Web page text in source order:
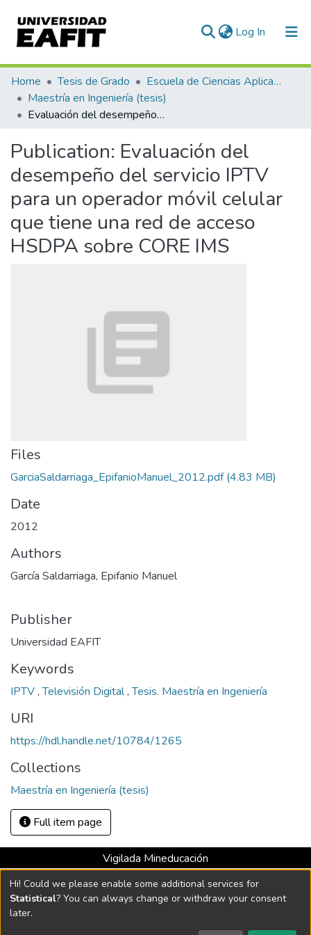
Log In (current)
Communities & Collections
All of DSpace
Home Tesis de Grado
Escuela de Ciencias Aplicadas e Ingeniería
Maestría en Ingeniería (tesis)
Evaluación del desempeño del servicio IPTV para un operador móvil celular que tiene una red de acceso HSDPA sobre CORE IMS
Publication: Evaluación del
desempeño del servicio IPTV
para un operador móvil celular
que tiene una red de acceso
HSDPA sobre CORE IMS
Files
GarciaSaldarriaga_EpifanioManuel_2012.pdf(4.83 MB)
Date
2012
Authors
García Saldarriaga, Epifanio Manuel
Publisher
Universidad EAFIT
Keywords
IPTV,Televisión Digital,Tesis. Maestría en Ingeniería
URI
https://hdl.handle.net/10784/1265
Collections
Maestría en Ingeniería (tesis)
Full item page
Vigilada Mineducación
Universidad con Acreditación Institucional hasta 2026 -
Resolución MEN 2158 de 2018
Hi! Could we please enable some additional services for
Statistical? You can always change or withdraw your consent
later.